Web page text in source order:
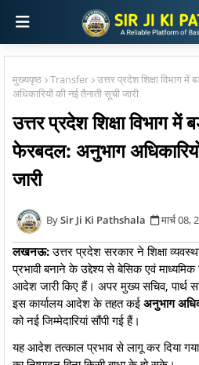
मुख्यपृष्ठ Transfer
उत्तर प्रदेश शिक्षा विभाग
अधिकारियों की नई तैनाती सूची जारी
उत्तर प्रदेश शिक्षा विभाग में
फेरबदल: अनुभाग
जारी
Sir Ji Ki Pathshala मार्च 08,
लखनऊ:उत्तर प्रदेश सरकार ने शिक्षा
प्रभावी बनाने के उद्देश्य से बेसिक एवं माध्यमिक
आदेश जारी किए हैं। अपर मुख्य सचिव, पार्थ
इस कार्यालय आदेश के तहत कईअनुभाग
को नई जिम्मेदारियां सौंपी गई हैं।
​यह आदेश तत्काल प्रभाव से लागू कर दिया गया